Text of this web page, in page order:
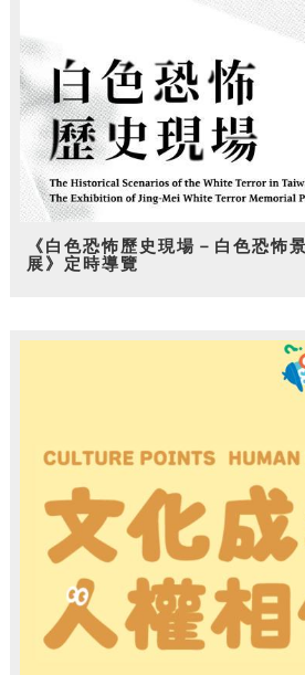
《白色恐怖歷史現場－白色恐怖
展》定時導覽